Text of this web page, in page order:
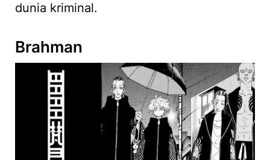
dunia kriminal.
Brahman